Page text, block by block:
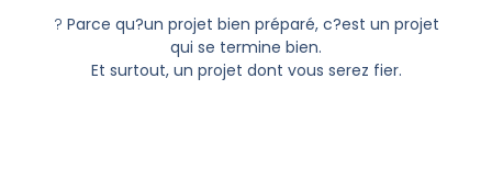
? Parce qu?un projet bien préparé, c?est un projet
qui se termine bien.
Et surtout, un projet dont vous serez fier.